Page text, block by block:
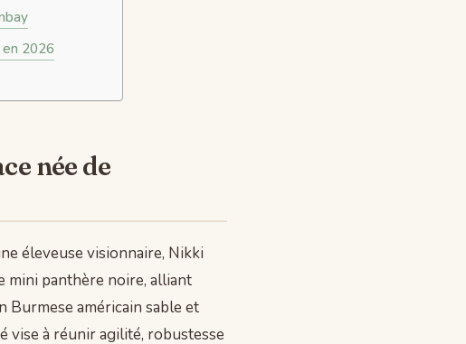
2026
née de
éleveuse visionnaire, Nikki
mini panthère noire, alliant
Burmese américain sable et
vise à réunir agilité, robustesse